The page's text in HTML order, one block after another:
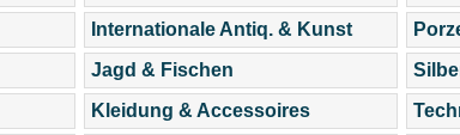
Internationale Antiq. & Kunst
Jagd & Fischen
Kleidung & Accessoires